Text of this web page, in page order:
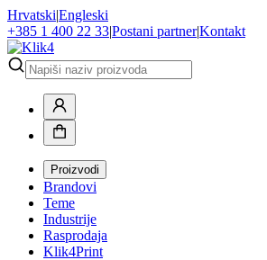
Hrvatski|Engleski
+385 1 400 22 33|Postani partner|Kontakt
Proizvodi
Brandovi
Teme
Industrije
Rasprodaja
Klik4Print